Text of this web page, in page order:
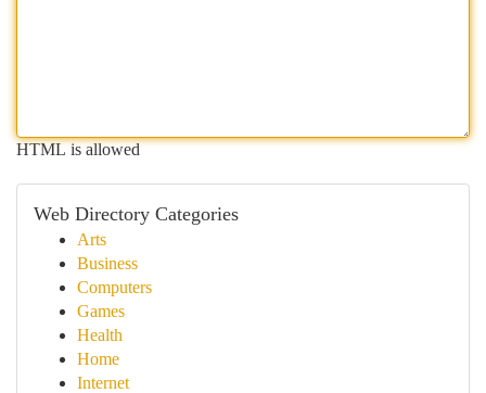
HTML is allowed
Web Directory Categories
Arts
Business
Computers
Games
Health
Home
Internet